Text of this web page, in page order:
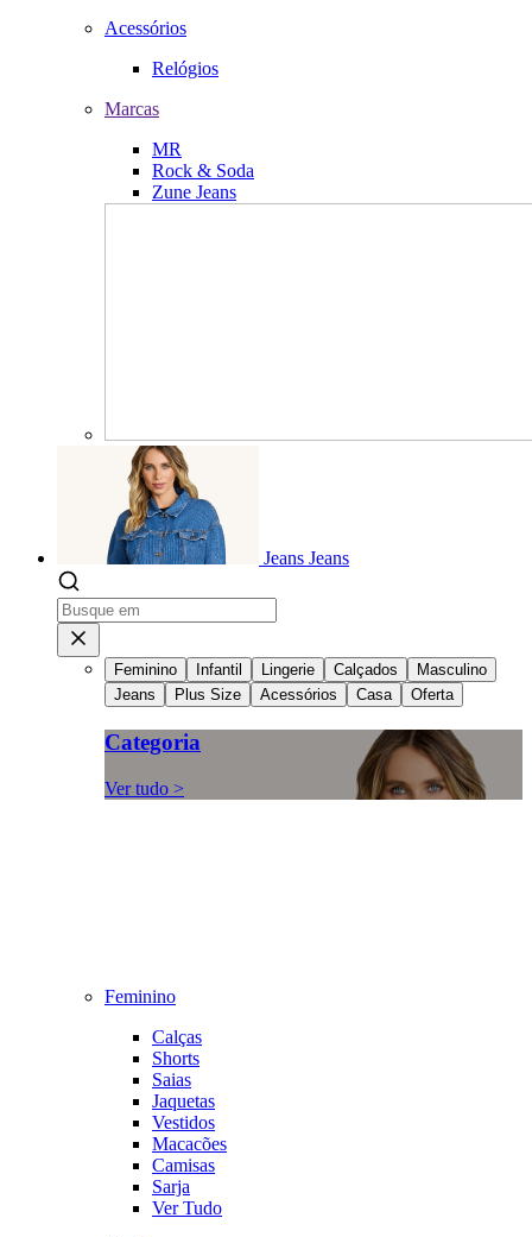
Acessórios
Relógios
Marcas
MR
Rock & Soda
Zune Jeans
Jeans Jeans
Feminino Infantil Lingerie Calçados
Masculino
Jeans
Plus Size Acessórios Casa Oferta
Categoria
Ver tudo >
Feminino
Calças
Shorts
Saias
Jaquetas
Vestidos
Macacões
Camisas
Sarja
Ver Tudo